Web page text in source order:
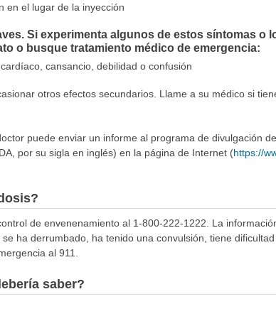
en el lugar de la inyección
Si experimenta algunos de estos síntomas o
o busque tratamiento médico de emergencia:
cansancio, debilidad o confusión
otros efectos secundarios. Llame a su médico si
puede enviar un informe al programa de divulgación
por su sigla en inglés) en la página de Internet (https://
de envenenamiento al 1-800-222-1222. La
ha derrumbado, ha tenido una convulsión, tiene
al 911.
saber?